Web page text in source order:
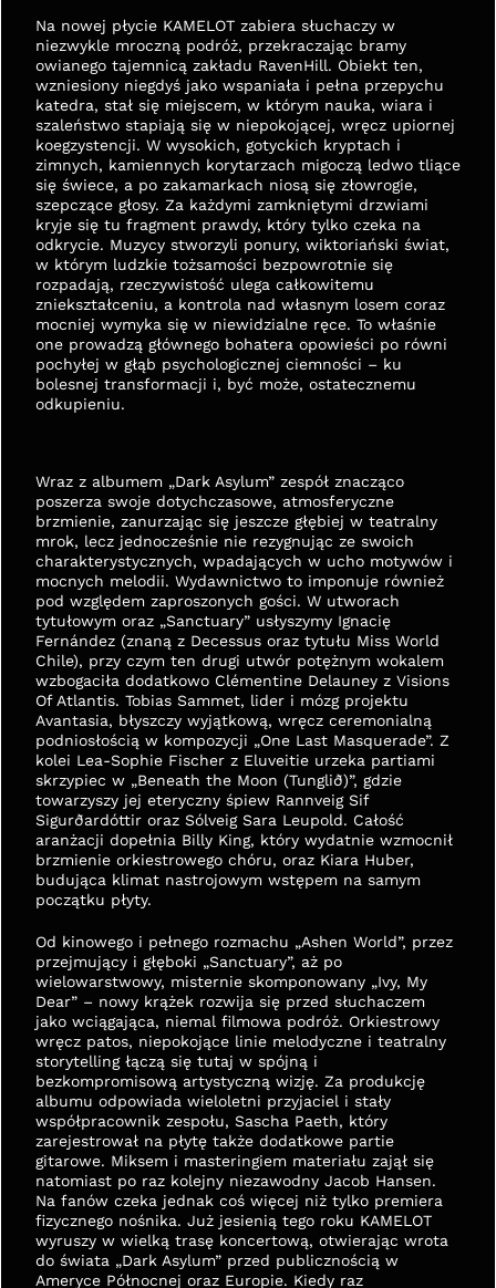
Na nowej płycie KAMELOT zabiera słuchaczy w
niezwykle mroczną podróż, przekraczając bramy
owianego tajemnicą zakładu RavenHill. Obiekt ten,
wzniesiony niegdyś jako wspaniała i pełna przepychu
katedra, stał się miejscem, w którym nauka, wiara i
szaleństwo stapiają się w niepokojącej, wręcz upiornej
koegzystencji. W wysokich, gotyckich kryptach i
zimnych, kamiennych korytarzach migoczą ledwo tliące
się świece, a po zakamarkach niosą się złowrogie,
szepczące głosy. Za każdymi zamkniętymi drzwiami
kryje się tu fragment prawdy, który tylko czeka na
odkrycie. Muzycy stworzyli ponury, wiktoriański świat,
w którym ludzkie tożsamości bezpowrotnie się
rozpadają, rzeczywistość ulega całkowitemu
zniekształceniu, a kontrola nad własnym losem coraz
mocniej wymyka się w niewidzialne ręce. To właśnie
one prowadzą głównego bohatera opowieści po równi
pochyłej w głąb psychologicznej ciemności – ku
bolesnej transformacji i, być może, ostatecznemu
odkupieniu.
Wraz z albumem „Dark Asylum” zespół znacząco
poszerza swoje dotychczasowe, atmosferyczne
brzmienie, zanurzając się jeszcze głębiej w teatralny
mrok, lecz jednocześnie nie rezygnując ze swoich
charakterystycznych, wpadających w ucho motywów i
mocnych melodii. Wydawnictwo to imponuje również
pod względem zaproszonych gości. W utworach
tytułowym oraz „Sanctuary” usłyszymy Ignacię
Fernández (znaną z Decessus oraz tytułu Miss World
Chile), przy czym ten drugi utwór potężnym wokalem
wzbogaciła dodatkowo Clémentine Delauney z Visions
Of Atlantis. Tobias Sammet, lider i mózg projektu
Avantasia, błyszczy wyjątkową, wręcz ceremonialną
podniosłością w kompozycji „One Last Masquerade”. Z
kolei Lea-Sophie Fischer z Eluveitie urzeka partiami
skrzypiec w „Beneath the Moon (Tunglið)”, gdzie
towarzyszy jej eteryczny śpiew Rannveig Sif
Sigurðardóttir oraz Sólveig Sara Leupold. Całość
aranżacji dopełnia Billy King, który wydatnie wzmocnił
brzmienie orkiestrowego chóru, oraz Kiara Huber,
budująca klimat nastrojowym wstępem na samym
początku płyty.
Od kinowego i pełnego rozmachu „Ashen World”, przez
przejmujący i głęboki „Sanctuary”, aż po
wielowarstwowy, misternie skomponowany „Ivy, My
Dear” – nowy krążek rozwija się przed słuchaczem
jako wciągająca, niemal filmowa podróż. Orkiestrowy
wręcz patos, niepokojące linie melodyczne i teatralny
storytelling łączą się tutaj w spójną i
bezkompromisową artystyczną wizję. Za produkcję
albumu odpowiada wieloletni przyjaciel i stały
współpracownik zespołu, Sascha Paeth, który
zarejestrował na płytę także dodatkowe partie
gitarowe. Miksem i masteringiem materiału zajął się
natomiast po raz kolejny niezawodny Jacob Hansen.
Na fanów czeka jednak coś więcej niż tylko premiera
fizycznego nośnika. Już jesienią tego roku KAMELOT
wyruszy w wielką trasę koncertową, otwierając wrota
do świata „Dark Asylum” przed publicznością w
Ameryce Północnej oraz Europie. Kiedy raz